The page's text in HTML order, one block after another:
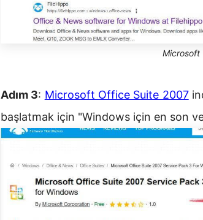
Microsoft
Adım 3: Microsoft Office Suite 2007
başlatmak için "Windows için en son